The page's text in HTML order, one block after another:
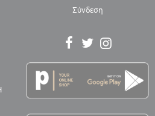
Σύνδεση